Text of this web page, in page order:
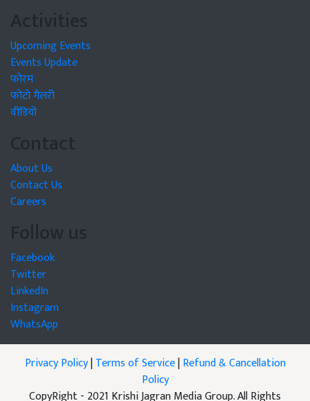
Activities
Upcoming Events
Events Update
फोरम
फोटो गैलरी
वीडियो
Contact
About Us
Contact Us
Careers
Follow us
Facebook
Twitter
LinkedIn
Instagram
WhatsApp
Privacy Policy|Terms of Service|Refund & Cancellation
Policy
CopyRight - 2021 Krishi Jagran Media Group. All Rights